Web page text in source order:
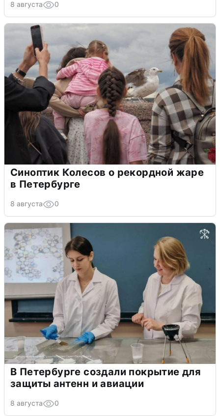
8 августа 0
Синоптик Колесов о рекордной жаре
в Петербурге
8 августа 0
В Петербурге создали покрытие для
защиты антенн и авиации
8 августа 0